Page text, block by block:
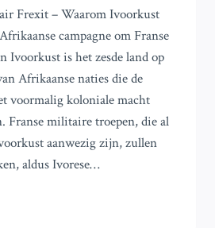
Frexit – Waarom Ivoorkust
campagne om Franse
Ivoorkust is het zesde land op
Afrikaanse naties die de
voormalig koloniale macht
Franse militaire troepen, die al
aanwezig zijn, zullen
aldus Ivorese…